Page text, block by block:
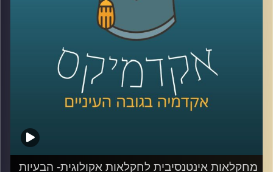
חלק ב׳ עם ד"ר קרני לוטן מרקוס מבית הספר לקיימות
באוניברסיטת רייכמן, חוקרת מערכות לגידול מזון
קרדיט תמונות:AudioVersity
מחקלאות אינטנסיבית לחקלאות אקולוגית- הבעיות